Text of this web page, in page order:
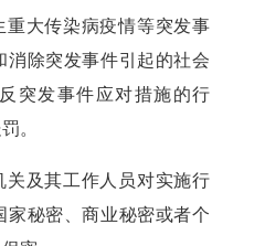
重大传染病疫情等突发事
消除突发事件引起的社会
突发事件应对措施的行
。
关及其工作人员对实施行
家秘密、商业秘密或者个